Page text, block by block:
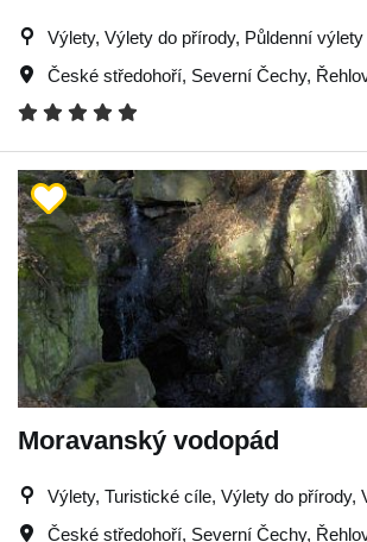
Výlety, Výlety do přírody, Půldenní výlety
České středohoří, Severní Čechy,
Moravanský vodopád
Výlety, Turistické cíle, Výlety do přírody,
České středohoří, Severní Čechy,